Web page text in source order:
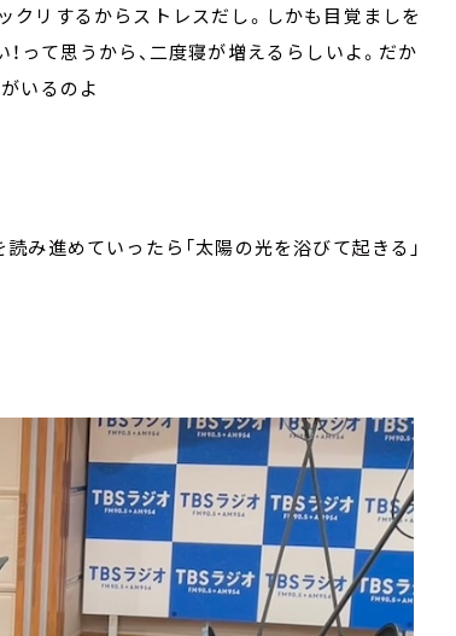
リするからストレスだし。しかも目覚ましを
って思うから、二度寝が増えるらしいよ。だか
いるのよ
み進めていったら「太陽の光を浴びて起きる」